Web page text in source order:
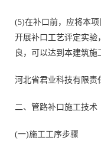
(5)在补口前，应将本
开展补口工艺评定实验
良，可以达到本建筑施
河北省君业科技有限责
二、管路补口施工技术
(一)施工工序步骤